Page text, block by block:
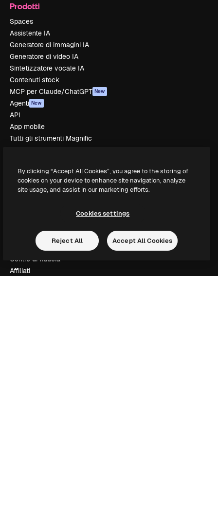
Prodotti
Spaces
Assistente IA
Generatore di immagini IA
Generatore di video IA
Sintetizzatore vocale IA
Contenuti stock
MCP per Claude/ChatGPT New
Agenti New
API
App mobile
Tutti gli strumenti Magnific
Academy
Documentazione
New
Politica dei cookie
Centro di fiducia
Affiliati
By clicking “Accept All Cookies”, you agree to the storing of
cookies on your device to enhance site navigation, analyze
site usage, and assist in our marketing efforts.
Cookies settings
Reject All Accept All Cookies